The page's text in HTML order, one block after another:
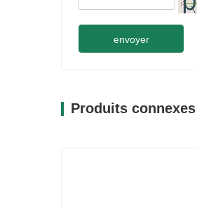
envoyer
Produits connexes